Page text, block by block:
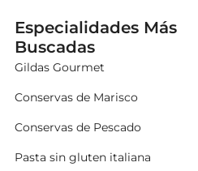
Especialidades Más
Buscadas
Gildas Gourmet
Conservas de Marisco
Conservas de Pescado
Pasta sin gluten italiana